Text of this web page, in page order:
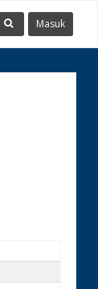
Masuk